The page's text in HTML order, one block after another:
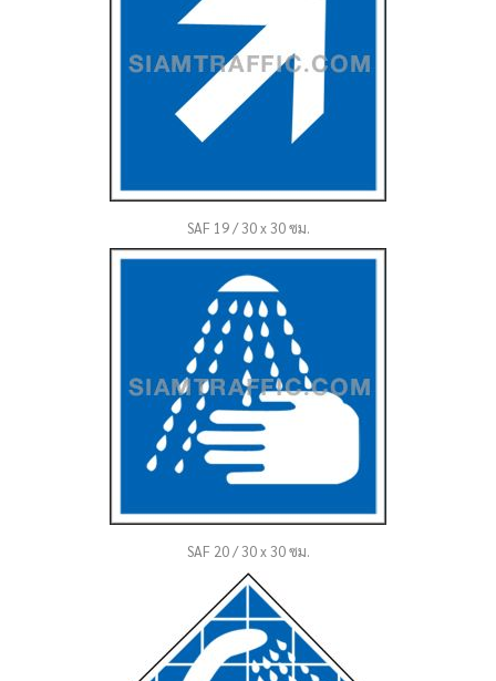
SAF 19 / 30 x 30 ซม.
SAF 20 / 30 x 30 ซม.